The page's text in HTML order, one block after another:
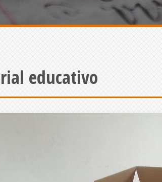
educativo